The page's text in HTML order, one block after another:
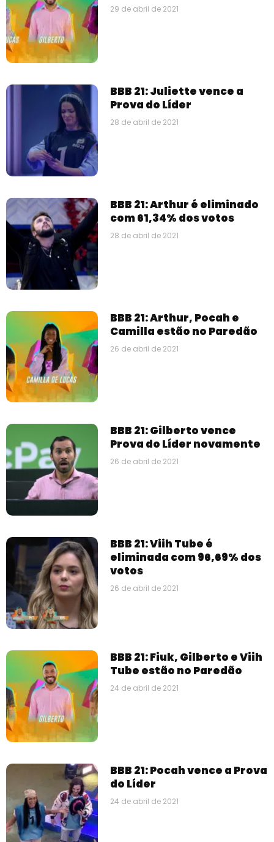
29 de abril de 2021
BBB 21: Juliette vence a
Prova do Líder
28 de abril de 2021
BBB 21: Arthur é eliminado
com 61,34% dos votos
28 de abril de 2021
BBB 21: Arthur, Pocah e
Camilla estão no Paredão
26 de abril de 2021
BBB 21: Gilberto vence
Prova do Líder novamente
26 de abril de 2021
BBB 21: Viih Tube é
eliminada com 96,69% dos
votos
26 de abril de 2021
BBB 21: Fiuk, Gilberto e Viih
Tube estão no Paredão
24 de abril de 2021
BBB 21: Pocah vence a Prova
do Líder
24 de abril de 2021